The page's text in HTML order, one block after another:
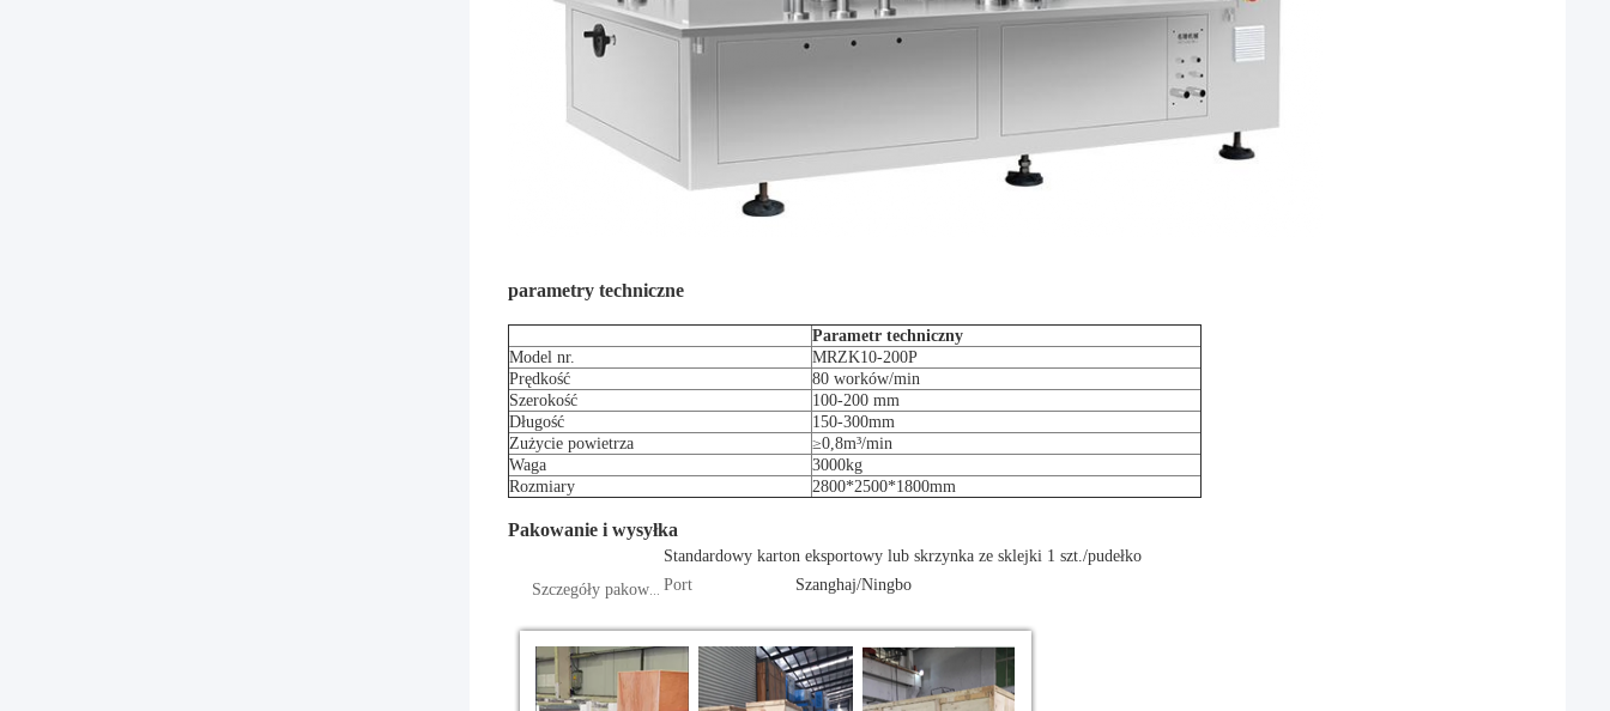
parametry techniczne
Parametr techniczny
Model nr.
MRZK10-200P
Prędkość
80 worków/min
Szerokość
100-200 mm
Długość
150-300mm
Zużycie powietrza
≥0,8m³/min
Waga
3000kg
Rozmiary
2800*2500*1800mm
Pakowanie i wysyłka
Szczegóły pakowania
Standardowy karton eksportowy lub skrzynka ze sklejki 1 szt./pudełko
Port
Szanghaj/Ningbo